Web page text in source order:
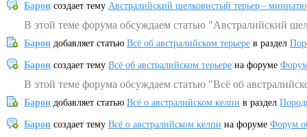
Барон создает тему Австралийский шелковистый терьер -
В этой теме форума обсуждаем статью "Австралийский
Барон добавляет статью Всё об австралийском терьере в раздел
Барон создает тему Всё об австралийском терьере на форуме
В этой теме форума обсуждаем статью "Всё об
Барон добавляет статью Всё о австралийском келпи в раздел
Барон создает тему Всё о австралийском келпи на форуме Форум